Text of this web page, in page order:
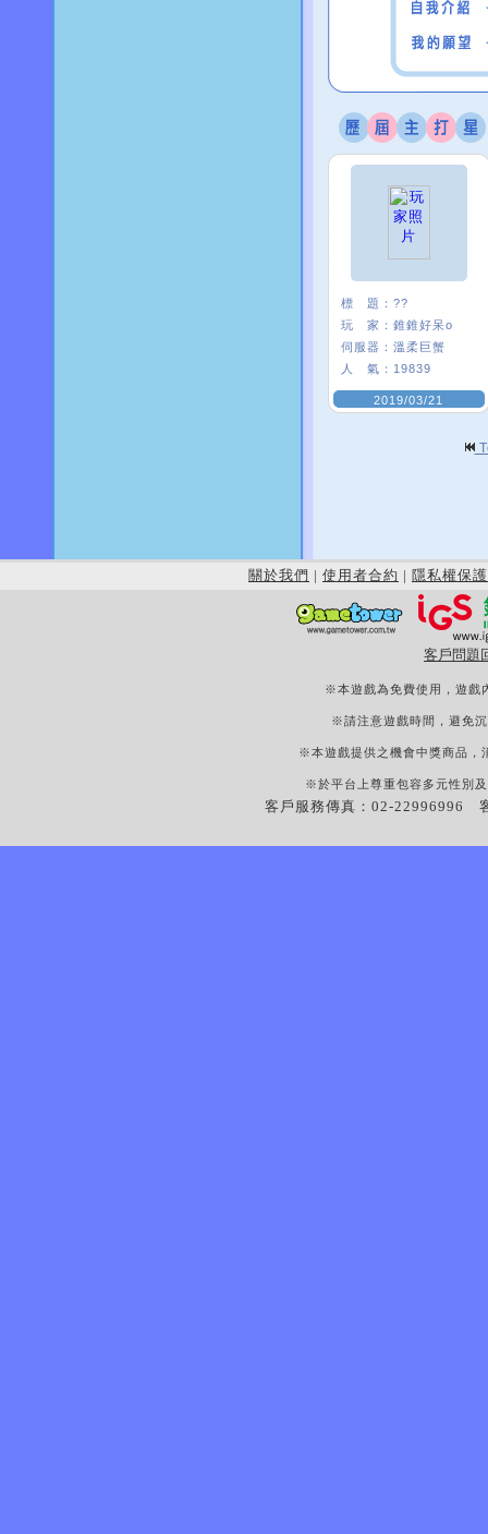
標 題： ??
玩 家： 錐錐好呆o
伺服器： 溫柔巨蟹
人 氣： 19839
2019/03/21
關於我們 | 使用者合約 | 隱私權保護
客戶問題
※本遊戲為免費使用，遊戲
※請注意遊戲時間，避免
※本遊戲提供之機會中獎商品，
※於平台上尊重包容多元性別
客戶服務傳真：02-22996996